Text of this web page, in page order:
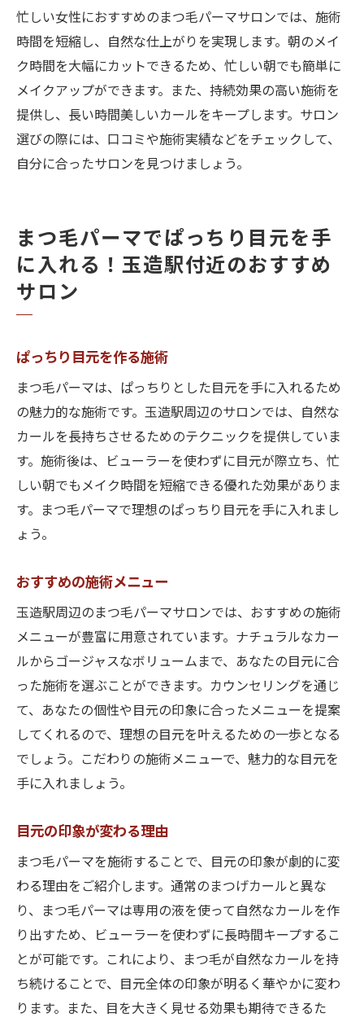
忙しい女性におすすめのまつ毛パーマサロンでは、施術
時間を短縮し、自然な仕上がりを実現します。朝のメイ
ク時間を大幅にカットできるため、忙しい朝でも簡単に
メイクアップができます。また、持続効果の高い施術を
提供し、長い時間美しいカールをキープします。サロン
選びの際には、口コミや施術実績などをチェックして、
自分に合ったサロンを見つけましょう。
まつ毛パーマでぱっちり目元を手
に入れる！玉造駅付近のおすすめ
サロン
ぱっちり目元を作る施術
まつ毛パーマは、ぱっちりとした目元を手に入れるため
の魅力的な施術です。玉造駅周辺のサロンでは、自然な
カールを長持ちさせるためのテクニックを提供していま
す。施術後は、ビューラーを使わずに目元が際立ち、忙
しい朝でもメイク時間を短縮できる優れた効果がありま
す。まつ毛パーマで理想のぱっちり目元を手に入れまし
ょう。
おすすめの施術メニュー
玉造駅周辺のまつ毛パーマサロンでは、おすすめの施術
メニューが豊富に用意されています。ナチュラルなカー
ルからゴージャスなボリュームまで、あなたの目元に合
った施術を選ぶことができます。カウンセリングを通じ
て、あなたの個性や目元の印象に合ったメニューを提案
してくれるので、理想の目元を叶えるための一歩となる
でしょう。こだわりの施術メニューで、魅力的な目元を
手に入れましょう。
目元の印象が変わる理由
まつ毛パーマを施術することで、目元の印象が劇的に変
わる理由をご紹介します。通常のまつげカールと異な
り、まつ毛パーマは専用の液を使って自然なカールを作
り出すため、ビューラーを使わずに長時間キープするこ
とが可能です。これにより、まつ毛が自然なカールを持
ち続けることで、目元全体の印象が明るく華やかに変わ
ります。また、目を大きく見せる効果も期待できるた